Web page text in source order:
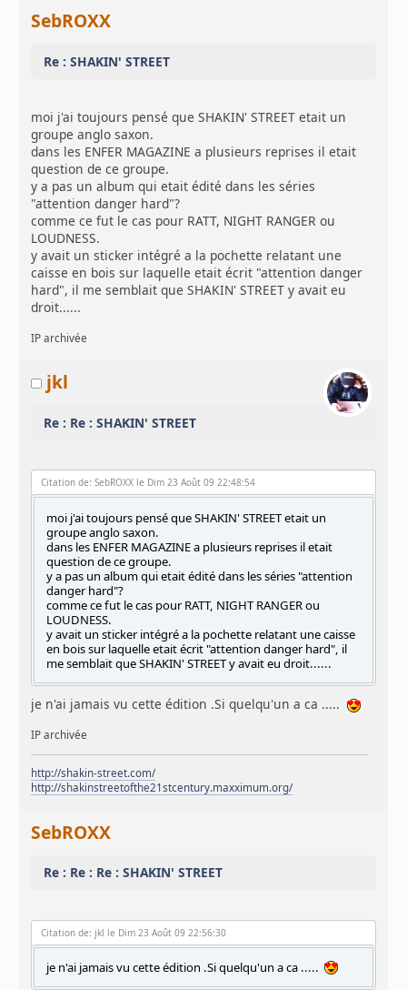
SebROXX
Re : SHAKIN' STREET
moi j'ai toujours pensé que SHAKIN' STREET etait un
groupe anglo saxon.
dans les ENFER MAGAZINE a plusieurs reprises il etait
question de ce groupe.
y a pas un album qui etait édité dans les séries
"attention danger hard"?
comme ce fut le cas pour RATT, NIGHT RANGER ou
LOUDNESS.
y avait un sticker intégré a la pochette relatant une
caisse en bois sur laquelle etait écrit "attention danger
hard", il me semblait que SHAKIN' STREET y avait eu
droit......
IP archivée
jkl
Re : Re : SHAKIN' STREET
Citation de: SebROXX le Dim 23 Août 09 22:48:54
moi j'ai toujours pensé que SHAKIN' STREET etait un
groupe anglo saxon.
dans les ENFER MAGAZINE a plusieurs reprises il etait
question de ce groupe.
y a pas un album qui etait édité dans les séries "attention
danger hard"?
comme ce fut le cas pour RATT, NIGHT RANGER ou
LOUDNESS.
y avait un sticker intégré a la pochette relatant une caisse
en bois sur laquelle etait écrit "attention danger hard", il
me semblait que SHAKIN' STREET y avait eu droit......
je n'ai jamais vu cette édition .Si quelqu'un a ca .....
IP archivée
http://shakin-street.com/
http://shakinstreetofthe21stcentury.maxximum.org/
SebROXX
Re : Re : Re : SHAKIN' STREET
Citation de: jkl le Dim 23 Août 09 22:56:30
je n'ai jamais vu cette édition .Si quelqu'un a ca .....